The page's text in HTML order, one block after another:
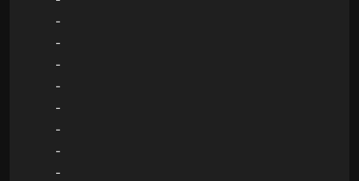
-
-
-
-
-
-
-
-